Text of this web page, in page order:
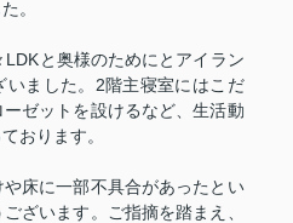
。
と奥様のためにとアイラン
いました。2階主寝室にはこだ
ゼットを設けるなど、生活動
おります。
床に一部不具合があったとい
ざいます。ご指摘を踏まえ、